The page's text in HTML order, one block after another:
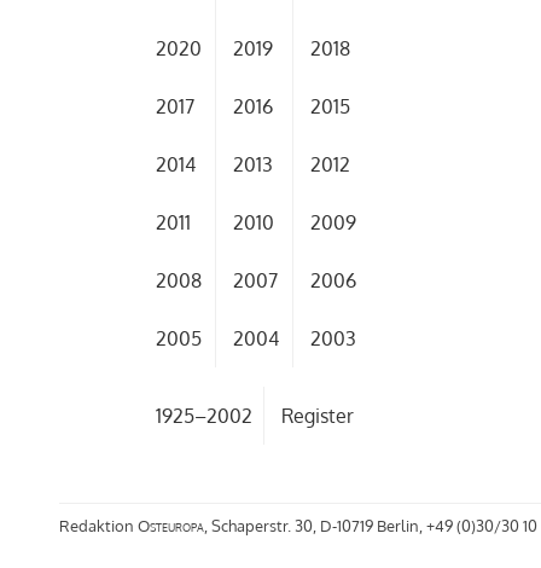
2020 2019 2018
2017 2016 2015
2014 2013 2012
2011 2010 2009
2008 2007 2006
2005 2004 2003
1925–2002 Register
Redaktion Osteuropa , Schaperstr. 30, D-10719 Berlin, +49 (0)30/30